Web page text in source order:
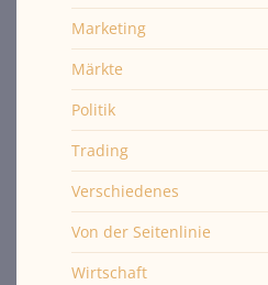
Marketing
Märkte
Politik
Trading
Verschiedenes
Von der Seitenlinie
Wirtschaft